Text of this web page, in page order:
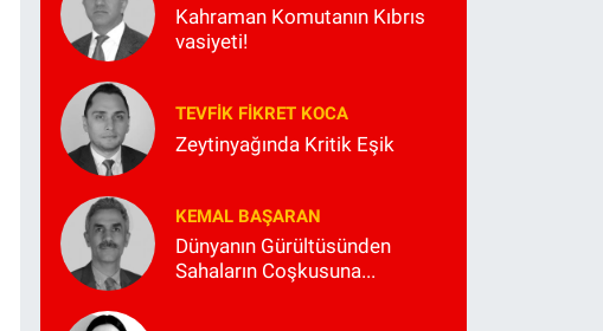
Kahraman Komutanın Kıbrıs
vasiyeti!
TEVFIK FIKRET KOCA
Zeytinyağında Kritik Eşik
KEMAL BAŞARAN
Dünyanın Gürültüsünden
Sahaların Coşkusuna...